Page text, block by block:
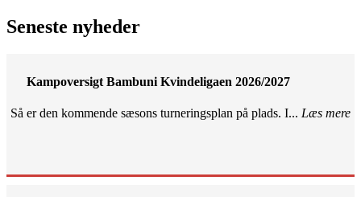
Seneste nyheder
Kampoversigt Bambuni Kvindeligaen 2026/2027
Så er den kommende sæsons turneringsplan på plads. I... Læs mere